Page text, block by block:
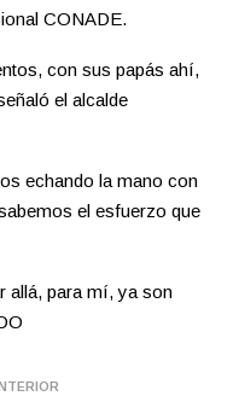
CONADE.
con sus papás ahí,
el alcalde
echando la mano con
el esfuerzo que
allá, para mí, ya son